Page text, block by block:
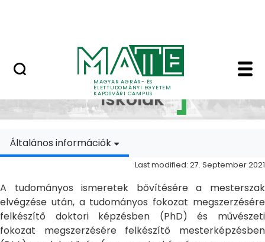
MAGYAR AGRÁR- ÉS
ÉLETTUDOMÁNYI EGYETEM
KAPOSVÁRI CAMPUS
Doktori Iskolák -
Doktori
Iskolák
Általános információk
Last modified: 27. September 2021
A tudományos ismeretek bővítésére a mesterszak
elvégzése után, a tudományos fokozat megszerzésére
felkészítő doktori képzésben (PhD) és művészeti
fokozat megszerzésére felkészítő mesterképzésben